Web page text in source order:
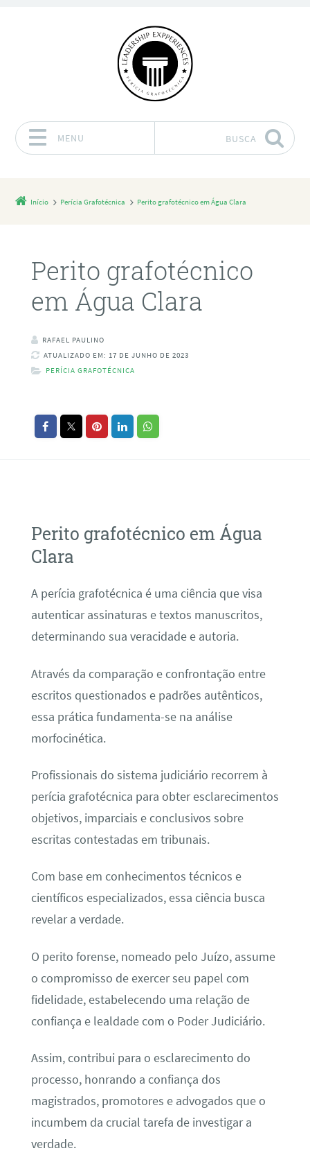
MENU BUSCA
Início Perícia Grafotécnica Perito grafotécnico em Água Clara
Perito grafotécnico
em Água Clara
RAFAEL PAULINO
ATUALIZADO EM: 17 DE JUNHO DE 2023
PERÍCIA GRAFOTÉCNICA
Perito grafotécnico em Água
Clara
A perícia grafotécnica é uma ciência que visa
autenticar assinaturas e textos manuscritos,
determinando sua veracidade e autoria.
Através da comparação e confrontação entre
escritos questionados e padrões autênticos,
essa prática fundamenta-se na análise
morfocinética.
Profissionais do sistema judiciário recorrem à
perícia grafotécnica para obter esclarecimentos
objetivos, imparciais e conclusivos sobre
escritas contestadas em tribunais.
Com base em conhecimentos técnicos e
científicos especializados, essa ciência busca
revelar a verdade.
O perito forense, nomeado pelo Juízo, assume
o compromisso de exercer seu papel com
fidelidade, estabelecendo uma relação de
confiança e lealdade com o Poder Judiciário.
Assim, contribui para o esclarecimento do
processo, honrando a confiança dos
magistrados, promotores e advogados que o
incumbem da crucial tarefa de investigar a
verdade.